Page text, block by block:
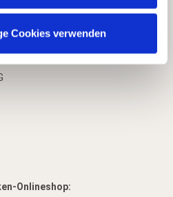
Cookies verwenden
Onlineshop: